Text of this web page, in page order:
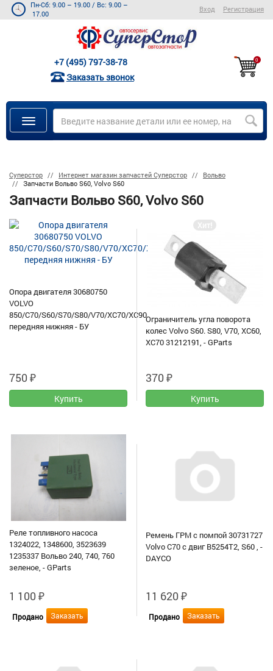
Пн-Сб: 9.00 – 19.00 / Вс: 9.00 –
17.00
Вход Регистрация
+7 (495) 797-38-78
Заказать звонок
0
Суперстор Интернет магазин запчастей Суперстор
Вольво
Запчасти Вольво S60, Volvo S60
Запчасти Вольво S60, Volvo S60
Опора двигателя 30680750
VOLVO
850/C70/S60/S70/S80/V70/XC70/XC90
передняя нижняя - БУ
750₽
Хит!
Ограничитель угла поворота
колес Volvo S60. S80, V70, XC60,
XC70 31212191, - GParts
370₽
Реле топливного насоса
1324022, 1348600, 3523639
1235337 Вольво 240, 740, 760
зеленое, - GParts
1 100₽
Продано Заказать
Ремень ГРМ с помпой 30731727
Volvo C70 с двиг B5254T2, S60 , -
DAYCO
11 620₽
Продано Заказать